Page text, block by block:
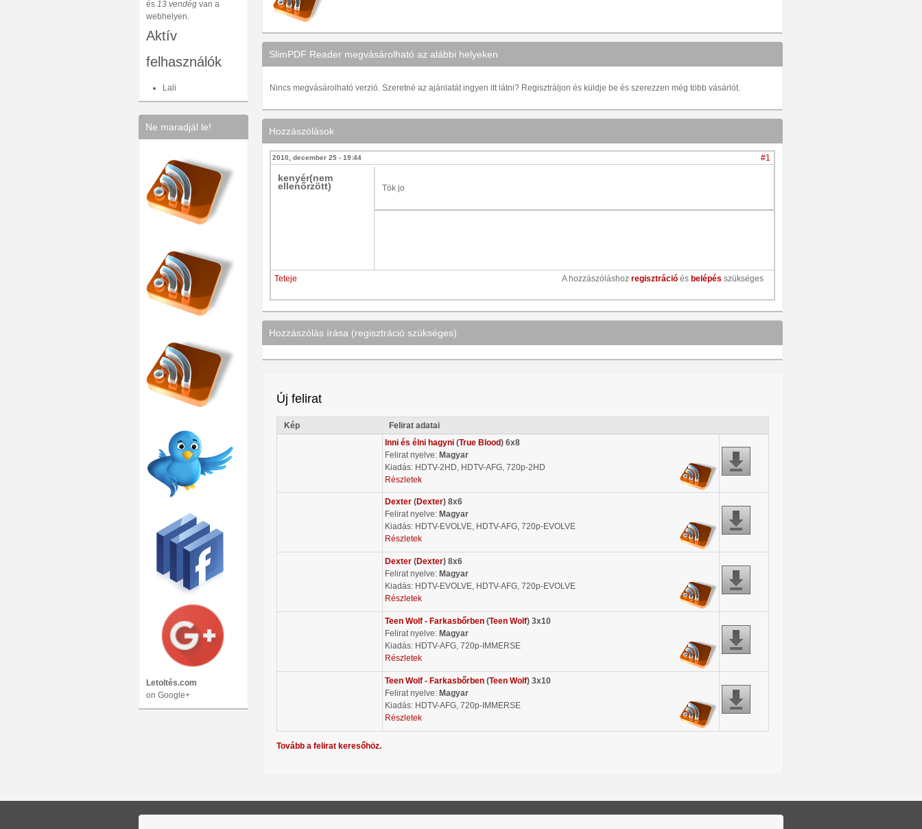
és 13 vendég van a
webhelyen.
Aktív
felhasználók
Lali
Ne maradjál le!
Letoltés.com
on Google+
SlimPDF Reader megvásárolható az alábbi helyeken
Nincs megvásárolható verzió. Szeretné az ajánlatát ingyen itt látni? Regisztráljon és küldje be és szerezzen még több vásárlót.
Hozzászólások
2010, december 25 - 19:44 #1
kenyér(nem
ellenőrzött) Tök jo
Teteje A hozzászóláshozregisztráció ésbelépés szükséges
Hozzászólás írása (regisztráció szükséges)
Új felirat
Kép
Felirat adatai
Inni és élni hagyni (True Blood) 6x8
Felirat nyelve: Magyar
Kiadás: HDTV-2HD, HDTV-AFG, 720p-2HD
Részletek
Dexter (Dexter) 8x6
Felirat nyelve: Magyar
Kiadás: HDTV-EVOLVE, HDTV-AFG, 720p-EVOLVE
Részletek
Dexter (Dexter) 8x6
Felirat nyelve: Magyar
Kiadás: HDTV-EVOLVE, HDTV-AFG, 720p-EVOLVE
Részletek
Teen Wolf - Farkasbőrben (Teen Wolf) 3x10
Felirat nyelve: Magyar
Kiadás: HDTV-AFG, 720p-IMMERSE
Részletek
Teen Wolf - Farkasbőrben (Teen Wolf) 3x10
Felirat nyelve: Magyar
Kiadás: HDTV-AFG, 720p-IMMERSE
Részletek
Tovább a felirat keresőhöz.